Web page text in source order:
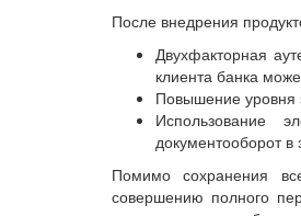
После внедрения
Двухфакторная
клиента банка
Повышение уровня
Использование
документооборот
Помимо сохранения
совершению полного